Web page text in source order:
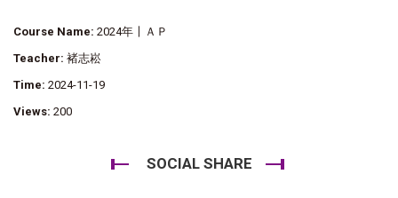
Course Name: 2024年〡ＡＰ
Teacher: 褚志崧
Time: 2024-11-19
Views: 200
SOCIAL SHARE